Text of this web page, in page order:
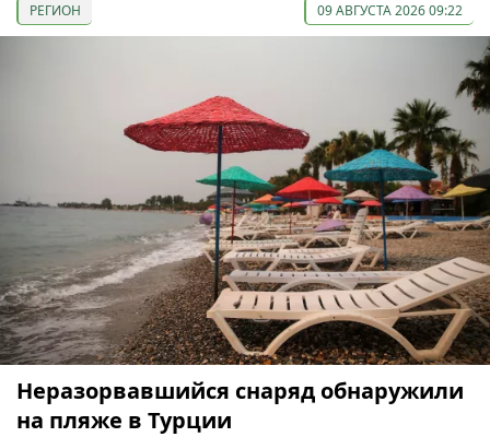
РЕГИОН 09 АВГУСТА 2026 09:22
Неразорвавшийся снаряд обнаружили
на пляже в Турции